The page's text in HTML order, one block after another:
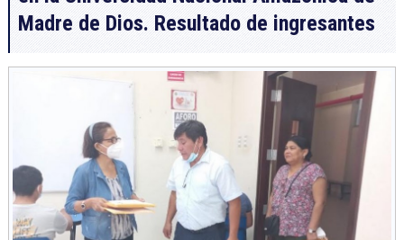
Madre de Dios. Resultado de ingresantes